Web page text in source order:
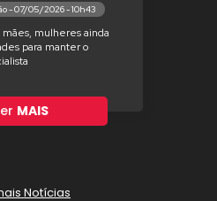
- 07/05/2026 - 10h43
mães, mulheres ainda
para manter o
MAIS
Notícias